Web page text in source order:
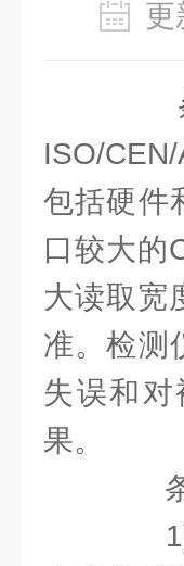
条
ISO/
包括硬件
口较大的
大读取宽
准。检测
失误和
果。
条
1)